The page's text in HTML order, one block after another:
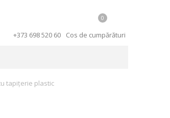
+373 698 520 60
0
Cos de cumpărături
tapițerie plastic